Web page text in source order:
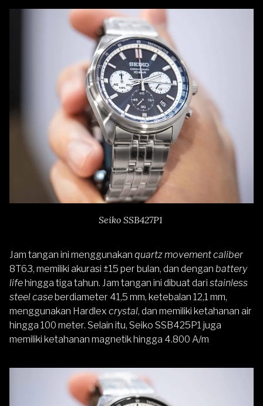
Seiko SSB427P1
Jam tangan ini menggunakan quartz movement caliber
8T63, memiliki akurasi ±15 per bulan, dan dengan battery
life hingga tiga tahun. Jam tangan ini dibuat dari stainless
steel case berdiameter 41,5 mm, ketebalan 12,1 mm,
menggunakan Hardlex crystal, dan memiliki ketahanan air
hingga 100 meter. Selain itu, Seiko SSB425P1 juga
memiliki ketahanan magnetik hingga 4.800 A/m